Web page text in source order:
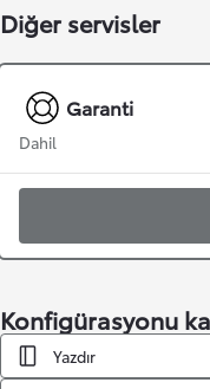
Diğer servisler
Garanti
Dahil
Konfigürasyonu
Yazdır